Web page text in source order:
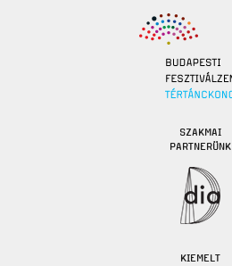
SZAKMAI
PARTNERÜNK
KIEMELT